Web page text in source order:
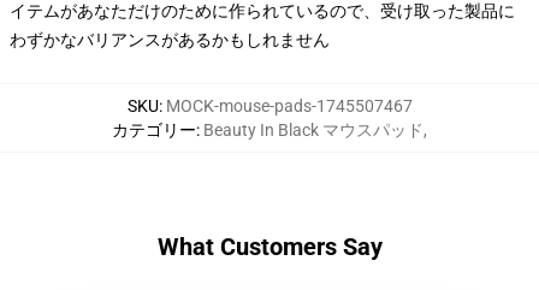
イテムがあなただけのために作られているので、受け取った製品に
わずかなバリアンスがあるかもしれません
SKU: MOCK-mouse-pads-1745507467
カテゴリー: Beauty In Black マウスパッド,
What Customers Say